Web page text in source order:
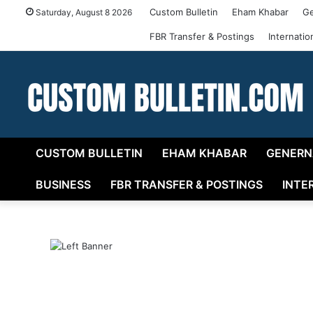
Saturday, August 8 2026 Custom Bulletin Eham Khabar
FBR Transfer & Postings
CUSTOM BULLETIN EHAM KHABAR
BUSINESS FBR TRANSFER & POSTINGS